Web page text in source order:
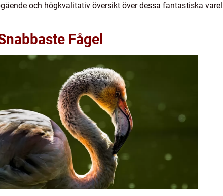
och högkvalitativ översikt över dessa fantastiska
Fågel